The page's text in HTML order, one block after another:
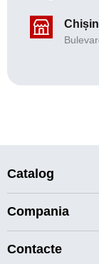
Catalog
Compania
Contacte